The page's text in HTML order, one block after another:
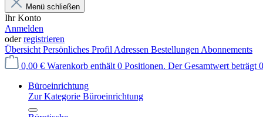
Menü schließen
Ihr Konto
Anmelden
oderregistrieren
Übersicht Persönliches Profil Adressen Bestellungen Abonnements
0,00 € Warenkorb enthält 0 Positionen. Der Gesamtwert beträgt
Büroeinrichtung
Zur Kategorie Büroeinrichtung